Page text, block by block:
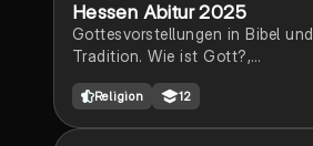
Konsequenzen und Tragweite
von Jesu Verkündigung, Martin
Luther King
Hessen Abitur 2025
Gottesvorstellungen in Bibel und
Tradition. Wie ist Gott?,
Marx, Dawkins, Gott in den
Religionen (glauben alle an den
Religion 12